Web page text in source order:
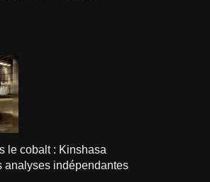
le cobalt : Kinshasa
analyses indépendantes